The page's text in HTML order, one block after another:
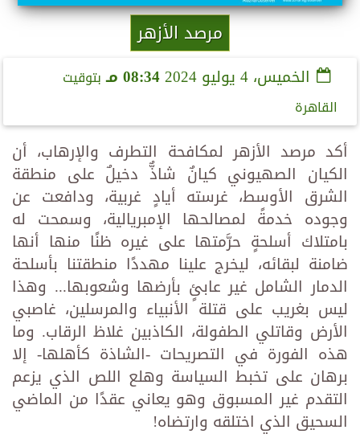
مرصد الأزهر
الخميس، 4 يوليو 2024 08:34 مـ
بتوقيت
القاهرة
أكد مرصد الأزهر لمكافحة التطرف والإرهاب، أن
الكيان الصهيوني كيانٌ شاذٌّ دخيلٌ على منطقة
الشرق الأوسط، غرسته أيادٍ غربية، ودافعت عن
وجوده خدمةً لمصالحها الإمبريالية، وسمحت له
بامتلاك أسلحةٍ حرَّمتها على غيره ظنًا منها أنها
ضامنة لبقائه، ليخرج علينا مهددًا منطقتنا بأسلحة
الدمار الشامل غير عابئٍ بأرضها وشعوبها... وهذا
ليس بغريب على قتلة الأنبياء والمرسلين، غاصبي
الأرض وقاتلي الطفولة، الكاذبين غلاظ الرقاب. وما
هذه الفورة في التصريحات -الشاذة كأهلها- إلا
برهان على تخبط السياسة وهلع اللص الذي يزعم
التقدم غير المسبوق وهو يعاني عقدًا من الماضي
السحيق الذي اختلقه وارتضاه!